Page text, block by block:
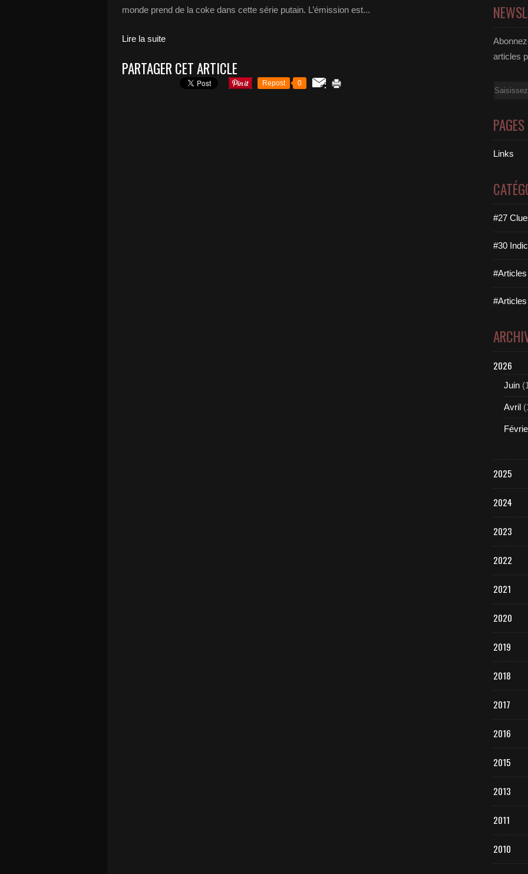
monde prend de la coke dans cette série putain. L’émission est...
Lire la suite
PARTAGER CET ARTICLE
Repost 0
articles
Email
PAGES
Links
#27
#30
2026
Juin
Avril
2025
2024
2023
2022
2021
2020
2019
2018
2017
2016
2015
2013
2011
2010